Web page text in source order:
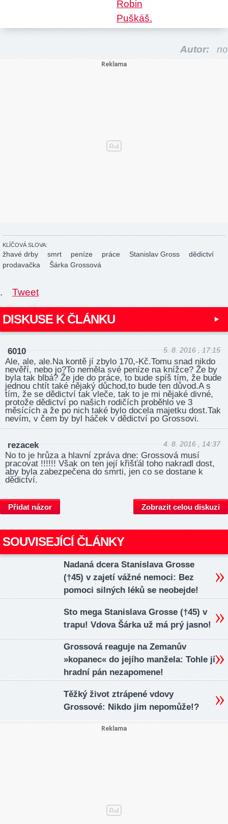
Autor: no
KLÍČOVÁ SLOVA:
žhavé drby smrt peníze práce Stanislav Gross
dědictví
prodavačka
Šárka Grossová
. Tweet
DISKUSE K ČLÁNKU
6010 5. 8. 2016 , 17:15
Ale, ale, ale.Na kontě jí zbylo 170,-Kč.Tomu snad nikdo
nevěří, nebo jo?To neměla své peníze na knížce? Že by
byla tak blbá? Že jde do práce, to bude spíš tím, že bude
jednou chtít také nějaký důchod,to bude ten důvod.A s
tím, že se dědictví tak vleče, tak to je mi nějaké divné,
protože dědictví po našich rodičích proběhlo ve 3
měsících a že po nich také bylo docela majetku dost.Tak
nevím, v čem by byl háček v dědictví po Grossovi.
rezacek 4. 8. 2016 , 14:37
No to je hrůza a hlavní zpráva dne: Grossová musí
pracovat !!!!!! Však on ten její křišťál toho nakradl dost,
aby byla zabezpečena do smrti, jen co se dostane k
dědictví.
Přidat názor Zobrazit celou diskuzi
SOUVISEJÍCÍ ČLÁNKY
Nadaná dcera Stanislava Grosse
(†45) v zajetí vážné nemoci: Bez
pomoci silných léků se neobejde!
Sto mega Stanislava Grosse (†45) v
trapu! Vdova Šárka už má prý jasno!
Grossová reaguje na Zemanův
»kopanec« do jejího manžela: Tohle jí
hradní pán nezapomene!
Těžký život ztrápené vdovy
Grossové: Nikdo jim nepomůže!?